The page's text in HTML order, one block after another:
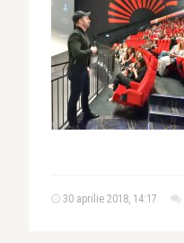
30 aprilie 2018, 14:17